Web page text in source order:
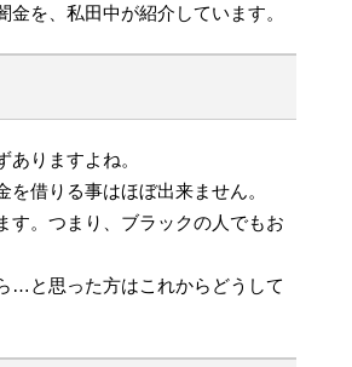
を、私田中が紹介しています。
りますよね。
借りる事はほぼ出来ません。
す。つまり、ブラックの人でもお
…と思った方はこれからどうして